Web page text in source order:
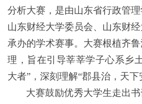
分析大赛，是由山东省行政管
山东财经大学委员会、山东财
承办的学术赛事。大赛根植齐
理，旨在引导莘莘学子心系乡
大者”，深刻理解“郡县治，天下
大赛鼓励优秀大学生走出